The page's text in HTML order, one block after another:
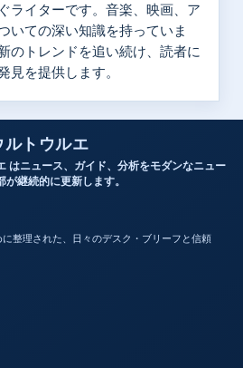
ライターです。音楽、映画、ア
いての深い知識を持っていま
のトレンドを追い続け、読者に
見を提供します。
ルトウルエ
はニュース、ガイド、分析をモダンなニュー
継続的に更新します。
整理された、日々のデスク・ブリーフと信頼